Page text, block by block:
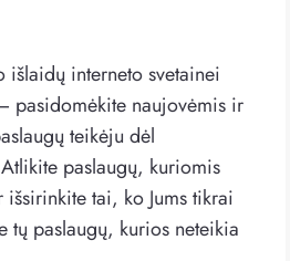
išlaidų interneto svetainei
pasidomėkite naujovėmis ir
teikėju dėl
paslaugų, kuriomis
tai, ko Jums tikrai
tų paslaugų, kurios neteikia